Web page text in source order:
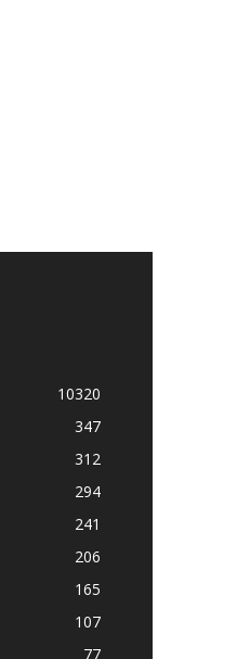
10320
347
312
294
241
206
165
107
77